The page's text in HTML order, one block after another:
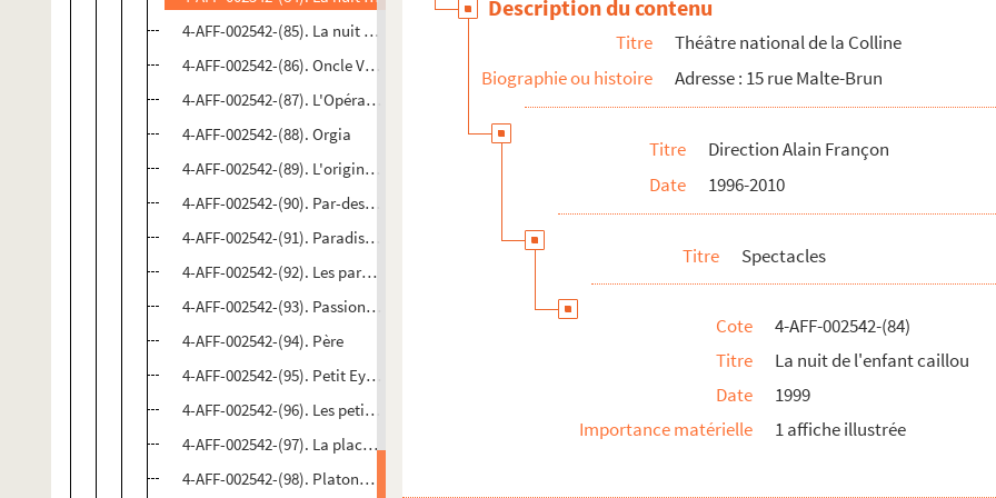
4-AFF-002542-(85). La nuit des feux
4-AFF-002542-(86). Oncle Vania
4-AFF-002542-(87). L'Opéra de quat'sous
4-AFF-002542-(88). Orgia
4-AFF-002542-(89). L'origine rouge
4-AFF-002542-(90). Par-dessus bord
4-AFF-002542-(91). Paradis (un temps à déplier)
4-AFF-002542-(92). Les paravents
4-AFF-002542-(93). Passion selon Jean. Mystère pour deux voix
4-AFF-002542-(94). Père
4-AFF-002542-(95). Petit Eyolf
4-AFF-002542-(96). Les petites heures
4-AFF-002542-(97). La place du singe
4-AFF-002542-(98). Platonov ; Le chant du cygne
Description du contenu
Titre
Théâtre national de la Colline
Biographie ou histoire
Adresse : 15 rue Malte-Brun
Titre
Direction Alain Françon
Date
1996-2010
Titre Spectacles
Cote
4-AFF-002542-(84)
Titre
La nuit de l'enfant caillou
Date
1999
Importance matérielle
1 affiche illustrée